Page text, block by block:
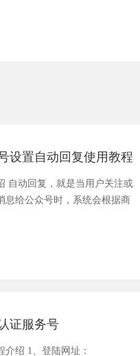
设置自动回复使用教程
自动回复，就是当用户关注或
息给公众号时，系统会根据商
证服务号
介绍 1、登陆网址：